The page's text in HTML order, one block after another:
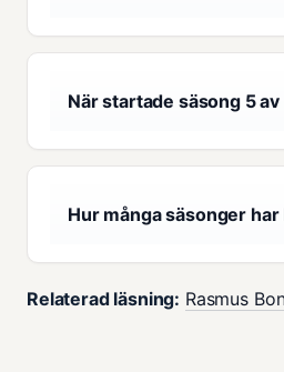
När startade säsong 5
Hur många säsonger
Relaterad läsning: Rasmus